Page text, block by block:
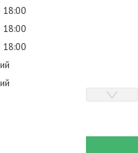
18:00
18:00
18:00